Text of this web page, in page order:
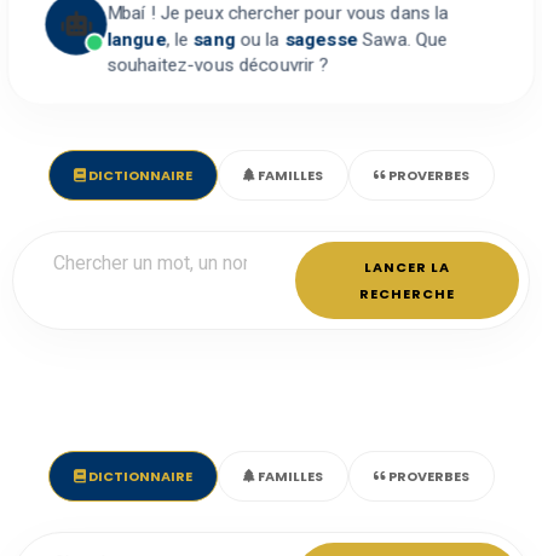
Mbaí ! Je peux chercher pour vous dans la
langue, lesang ou la sagesseSawa. Que
souhaitez-vous découvrir ?
DICTIONNAIRE FAMILLES PROVERBES
LANCER LA
RECHERCHE
DICTIONNAIRE FAMILLES PROVERBES